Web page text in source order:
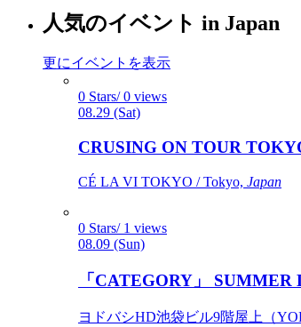
人気のイベント in Japan
更にイベントを表示
0 Stars/ 0 views
08.29 (Sat)
CRUSING ON TOUR
CÉ LA VI TOKYO / Tokyo, Japan
0 Stars/ 1 views
08.09 (Sun)
「CATEGORY」
ヨドバシHD池袋ビル9階屋上（